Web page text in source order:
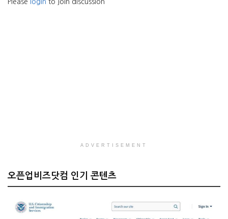
Please login to join discussion
ADVERTISEMENT
오픈업비즈닷컴 인기 콘텐츠